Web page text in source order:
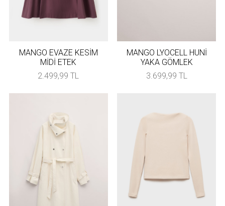
MANGO EVAZE KESİM
MİDİ ETEK
2.499,99 TL
MANGO LYOCELL HUNİ
YAKA GÖMLEK
3.699,99 TL